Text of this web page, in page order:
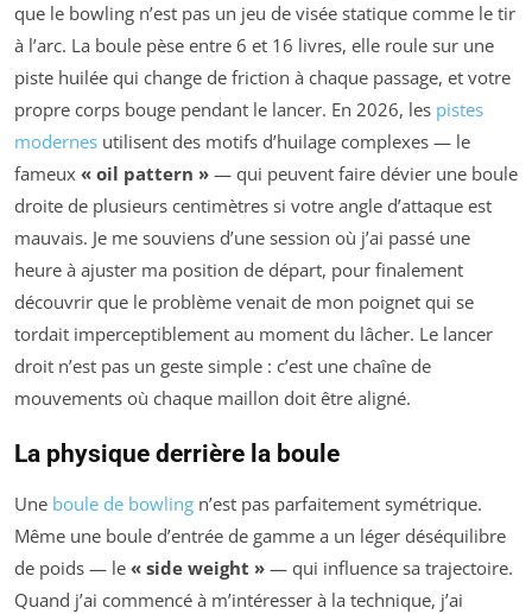
que le bowling n’est pas un jeu de visée statique comme le tir
à l’arc. La boule pèse entre 6 et 16 livres, elle roule sur une
piste huilée qui change de friction à chaque passage, et votre
propre corps bouge pendant le lancer. En 2026, les pistes
modernes utilisent des motifs d’huilage complexes — le
fameux « oil pattern » — qui peuvent faire dévier une boule
droite de plusieurs centimètres si votre angle d’attaque est
mauvais. Je me souviens d’une session où j’ai passé une
heure à ajuster ma position de départ, pour finalement
découvrir que le problème venait de mon poignet qui se
tordait imperceptiblement au moment du lâcher. Le lancer
droit n’est pas un geste simple : c’est une chaîne de
mouvements où chaque maillon doit être aligné.
La physique derrière la boule
Une boule de bowling n’est pas parfaitement symétrique.
Même une boule d’entrée de gamme a un léger déséquilibre
de poids — le « side weight » — qui influence sa trajectoire.
Quand j’ai commencé à m’intéresser à la technique, j’ai